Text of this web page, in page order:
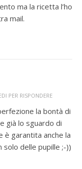
ma la ricetta l’ho
mail.
PER RISPONDERE
la bontà di
già lo sguardo di
è garantita anche la
solo delle pupille ;-))